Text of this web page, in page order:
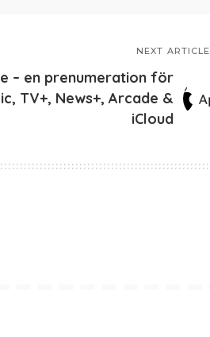
NEXT ARTICLE
– en prenumeration för
TV+, News+, Arcade &
iCloud